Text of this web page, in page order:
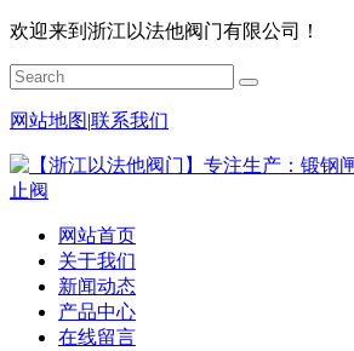
欢迎来到浙江以法他阀门有限公司！
网站地图|联系我们
网站首页
关于我们
新闻动态
产品中心
在线留言